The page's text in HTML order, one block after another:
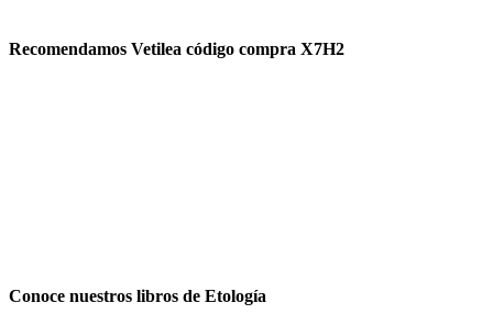
Recomendamos Vetilea código compra X7H2
Conoce nuestros libros de Etología